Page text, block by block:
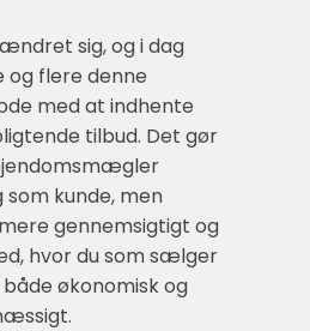
sig, og i dag
og flere denne
med at indhente
tilbud. Det gør
som kunde, men
gennemsigtigt og
hvor du som sælger
økonomisk og